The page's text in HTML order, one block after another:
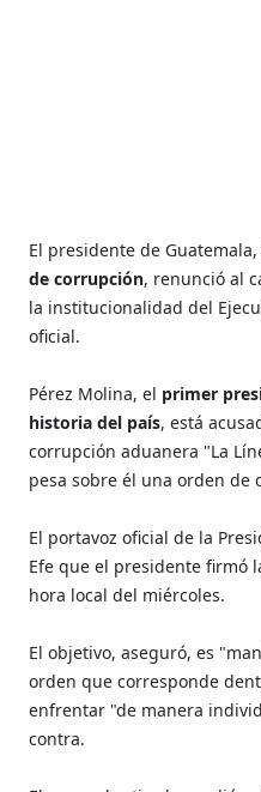
El presidente de
de corrupción, renunció al
la institucionalidad del
oficial.
Pérez Molina, el primer
historia del país, está
corrupción aduanera "La
pesa sobre él una orden de
El portavoz oficial de la
Efe que el presidente firmó
hora local del miércoles.
El objetivo, aseguró, es
orden que corresponde
enfrentar "de manera
contra.